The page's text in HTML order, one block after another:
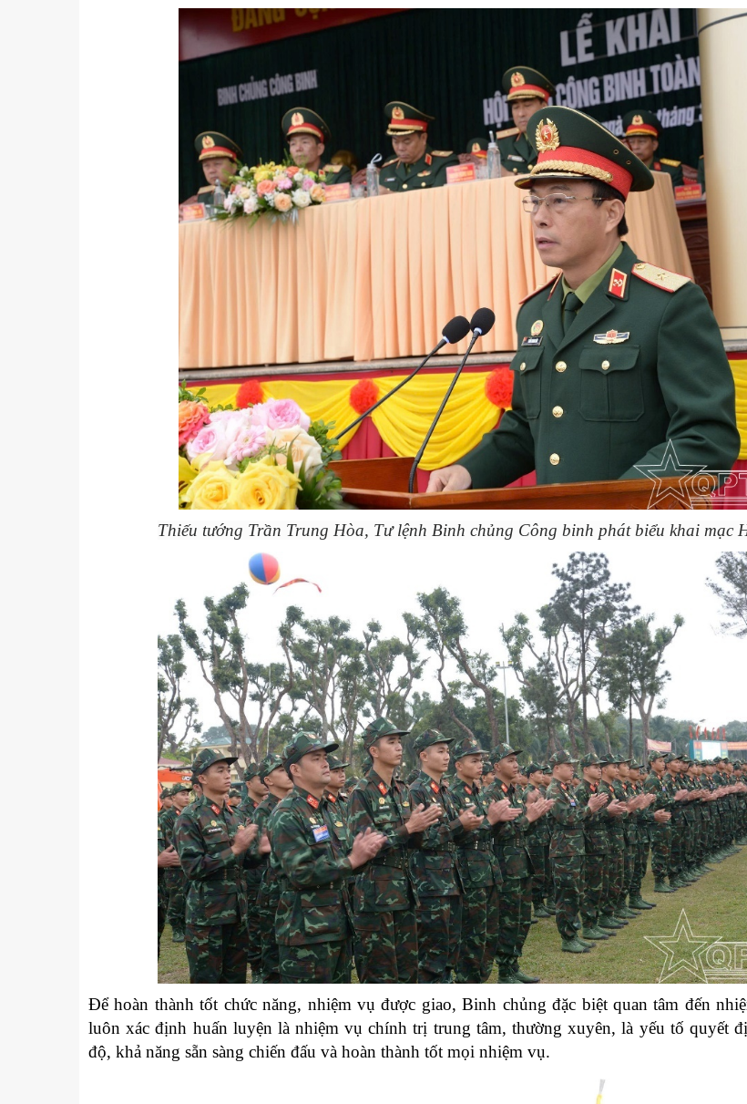
Thiếu tướng Trần Trung Hòa, Tư lệnh Binh chủng Công binh phát biểu khai mạc
Để hoàn thành tốt chức năng, nhiệm vụ được giao, Binh chủng đặc biệt quan tâm đến
luôn xác định huấn luyện là nhiệm vụ chính trị trung tâm, thường xuyên, là yếu tố quyết
độ, khả năng sẵn sàng chiến đấu và hoàn thành tốt mọi nhiệm vụ.